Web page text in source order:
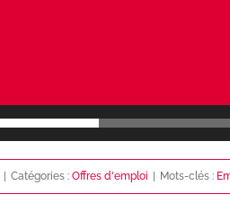
Catégories : Offres d'emploi Mots-clés :